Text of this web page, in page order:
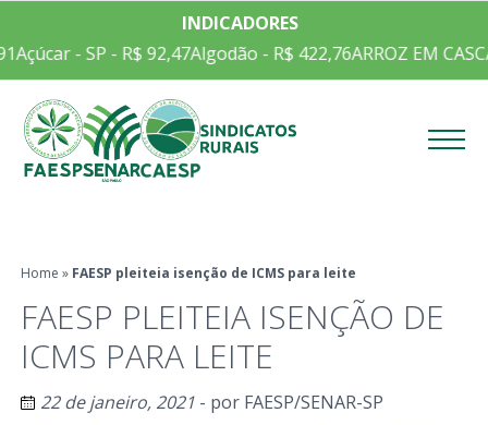
INDICADORES
Açúcar - SP - R$ 92,47Algodão - R$ 422,76ARROZ EM
Home » FAESP pleiteia isenção de ICMS para leite
FAESP PLEITEIA ISENÇÃO DE
ICMS PARA LEITE
22 de janeiro, 2021- por FAESP/SENAR-SP